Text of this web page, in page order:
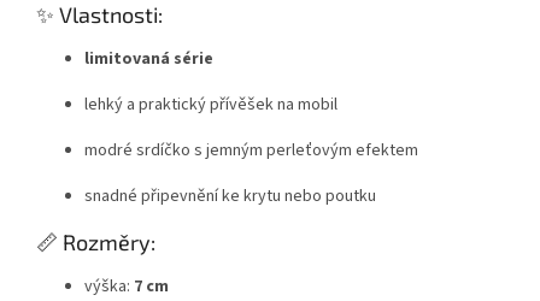
✨ Vlastnosti:
limitovaná série
lehký a praktický přívěšek na mobil
modré srdíčko s jemným perleťovým efektem
snadné připevnění ke krytu nebo poutku
📏 Rozměry:
výška: 7 cm